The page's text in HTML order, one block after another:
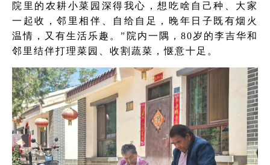
院里的农耕小菜园深得我心，想吃啥自己种、大家
一起收，邻里相伴、自给自足，晚年日子既有烟火
温情，又有生活乐趣。”院内一隅，80岁的李吉华和
邻里结伴打理菜园、收割蔬菜，惬意十足。